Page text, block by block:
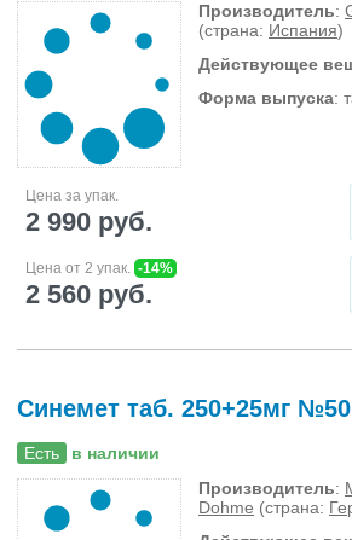
Производитель:
(страна: Испания)
Действующее
Форма выпуска:
Цена за упак.
2 990 руб.
Цена от 2 упак. -14%
2 560 руб.
Синемет таб. 250+25мг №50
Есть в наличии
Производитель:
Dohme (страна: